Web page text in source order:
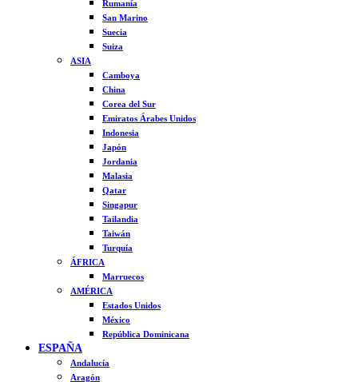
Rumanía
San Marino
Suecia
Suiza
ASIA
Camboya
China
Corea del Sur
Emiratos Árabes Unidos
Indonesia
Japón
Jordania
Malasia
Qatar
Singapur
Tailandia
Taiwán
Turquía
ÁFRICA
Marruecos
AMÉRICA
Estados Unidos
México
República Dominicana
ESPAÑA
Andalucía
Aragón